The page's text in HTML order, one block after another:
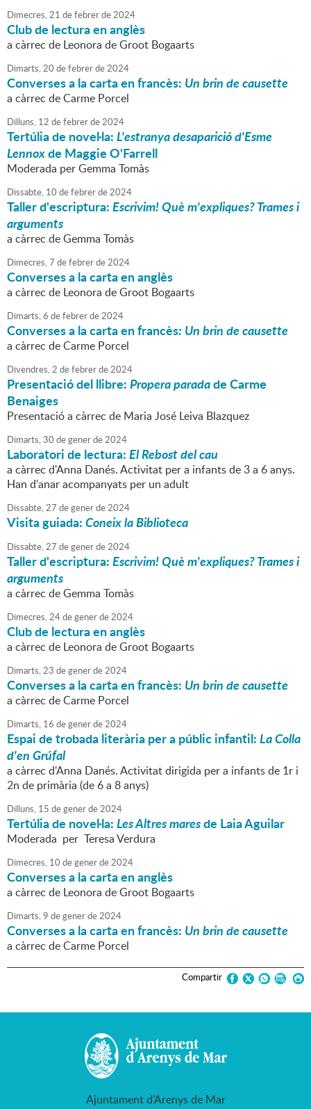
Dimecres,21 defebrerde2024
Club de lectura en anglès
a càrrec de Leonora de Groot Bogaarts
Dimarts,20 defebrerde2024
Converses a la carta en francès: Un brin de causette
a càrrec de Carme Porcel
Dilluns, 12 defebrerde2024
Tertúlia de novel·la:L'estranya desaparició d'Esme
Lennoxde Maggie O'Farrell
Moderada per Gemma Tomàs
Dissabte, 10 defebrerde2024
Taller d'escriptura:Escrivim! Què m'expliques? Trames i
arguments
a càrrec de Gemma Tomàs
Dimecres,7 defebrerde2024
Converses a la carta en anglès
a càrrec de Leonora de Groot Bogaarts
Dimarts,6 defebrerde2024
Converses a la carta en francès: Un brin de causette
a càrrec de Carme Porcel
Divendres,2 defebrerde2024
Presentació del llibre:Propera paradade Carme
Benaiges
Presentació a càrrec de Maria José Leiva Blazquez
Dimarts,30 degenerde2024
Laboratori de lectura:El Rebost del cau
a càrrec d'Anna Danés. Activitat per a infants de 3 a 6 anys.
Han d'anar acompanyats per un adult
Dissabte,27 degenerde2024
Visita guiada:Coneix la Biblioteca
Dissabte,27 degenerde2024
Taller d'escriptura:Escrivim! Què m'expliques? Trames i
arguments
a càrrec de Gemma Tomàs
Dimecres,24degenerde2024
Club de lectura en anglès
a càrrec de Leonora de Groot Bogaarts
Dimarts,23 degenerde2024
Converses a la carta en francès: Un brin de causette
a càrrec de Carme Porcel
Dimarts, 16 degenerde2024
Espai de trobada literària per a públic infantil:La Colla
d'en Grúfal
a càrrec d'Anna Danés. Activitat dirigida per a infants de 1r i
2n de primària (de 6 a 8 anys)
Dilluns, 15 degenerde2024
Tertúlia de novel·la:Les Altres maresde Laia Aguilar
Moderada per Teresa Verdura
Dimecres, 10 degenerde2024
Converses a la carta en anglès
a càrrec de Leonora de Groot Bogaarts
Dimarts,9 degenerde2024
Converses a la carta en francès: Un brin de causette
a càrrec de Carme Porcel
Compartir
Ajuntament d'Arenys de Mar